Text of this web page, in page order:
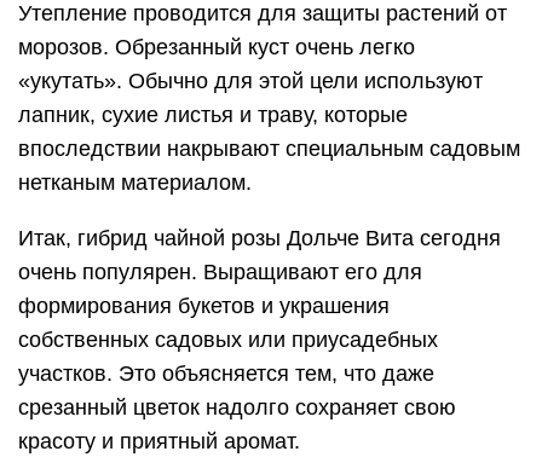
Утепление проводится для защиты растений от
морозов. Обрезанный куст очень легко
«укутать». Обычно для этой цели используют
лапник, сухие листья и траву, которые
впоследствии накрывают специальным садовым
нетканым материалом.
Итак, гибрид чайной розы Дольче Вита сегодня
очень популярен. Выращивают его для
формирования букетов и украшения
собственных садовых или приусадебных
участков. Это объясняется тем, что даже
срезанный цветок надолго сохраняет свою
красоту и приятный аромат.